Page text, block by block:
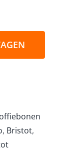
, Bristot,